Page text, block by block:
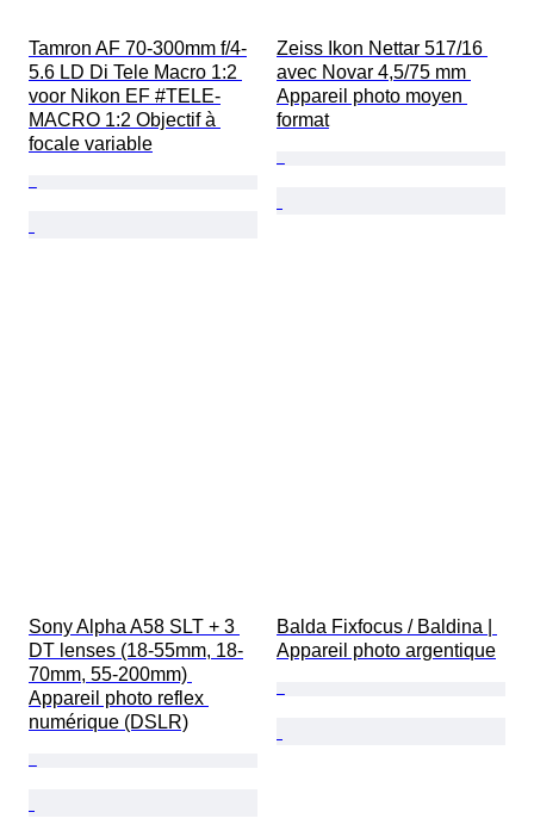
Tamron AF 70-300mm f/4-
5.6 LD Di Tele Macro 1:2
voor Nikon EF #TELE-
MACRO 1:2 Objectif à
focale variable
Zeiss Ikon Nettar 517/16
avec Novar 4,5/75 mm
Appareil photo moyen
format
Sony Alpha A58 SLT + 3
DT lenses (18-55mm, 18-
70mm, 55-200mm)
Appareil photo reflex
numérique (DSLR)
Balda Fixfocus / Baldina |
Appareil photo argentique